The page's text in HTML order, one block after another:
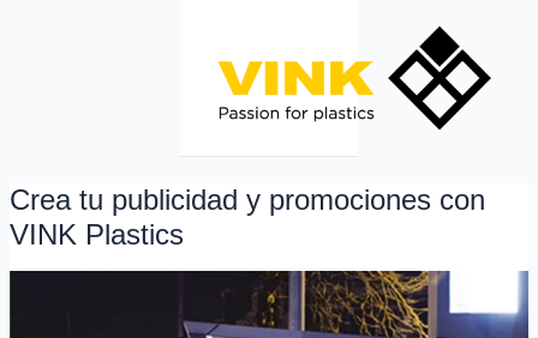
Crea tu publicidad y promociones con
VINK Plastics
Crea
tu
publicidad
y